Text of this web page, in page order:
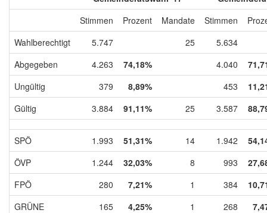
Stimmen
Prozent Mandate Stimmen
Wahlberechtigt
5.747 25
5.634
Abgegeben
4.263 74,18% 4.040
Ungültig
379 8,89% 453
Gültig
3.884 91,11% 25 3.587
SPÖ 1.993 51,31% 14 1.942
ÖVP
1.244 32,03% 8 993
FPÖ
280 7,21% 1 384
GRÜNE
165 4,25% 1 268